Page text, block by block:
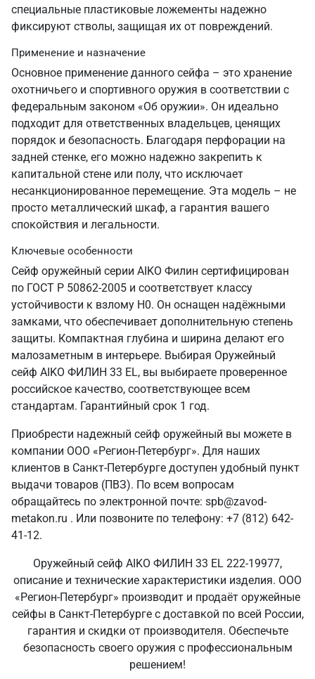
специальные пластиковые ложементы надежно
фиксируют стволы, защищая их от повреждений.
Применение и назначение
Основное применение данного сейфа – это хранение
охотничьего и спортивного оружия в соответствии с
федеральным законом «Об оружии». Он идеально
подходит для ответственных владельцев, ценящих
порядок и безопасность. Благодаря перфорации на
задней стенке, его можно надежно закрепить к
капитальной стене или полу, что исключает
несанкционированное перемещение. Эта модель – не
просто металлический шкаф, а гарантия вашего
спокойствия и легальности.
Ключевые особенности
Сейф оружейный серии AIKO Филин сертифицирован
по ГОСТ Р 50862-2005 и соответствует классу
устойчивости к взлому Н0. Он оснащен надёжными
замками, что обеспечивает дополнительную степень
защиты. Компактная глубина и ширина делают его
малозаметным в интерьере. Выбирая Оружейный
сейф AIKO ФИЛИН 33 EL, вы выбираете проверенное
российское качество, соответствующее всем
стандартам. Гарантийный срок 1 год.
Приобрести надежный сейф оружейный вы можете в
компании ООО «Регион-Петербург». Для наших
клиентов в Санкт‑Петербурге доступен удобный пункт
выдачи товаров (ПВЗ). По всем вопросам
обращайтесь по электронной почте: spb@zavod-
metakon.ru . Или позвоните по телефону: +7 (812) 642-
41-12.
Оружейный сейф AIKO ФИЛИН 33 EL 222-19977,
описание и технические характеристики изделия. ООО
«Регион-Петербург» производит и продаёт оружейные
сейфы в Санкт‑Петербурге с доставкой по всей России,
гарантия и скидки от производителя. Обеспечьте
безопасность своего оружия с профессиональным
решением!